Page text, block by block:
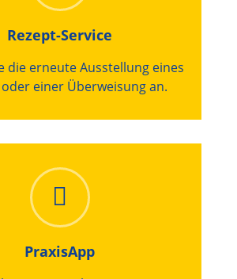
Rezept-Service
die erneute Ausstellung eines
oder einer Überweisung an.
PraxisApp